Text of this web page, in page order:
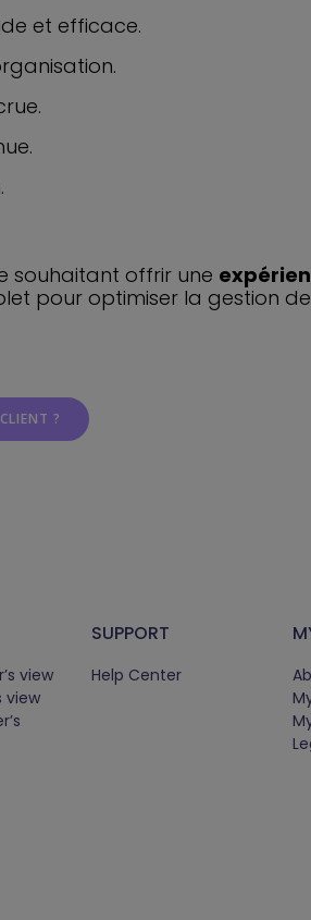
et efficace.
souhaitant offrir une
pour optimiser la gestion
?
view
view
SUPPORT
Help Center